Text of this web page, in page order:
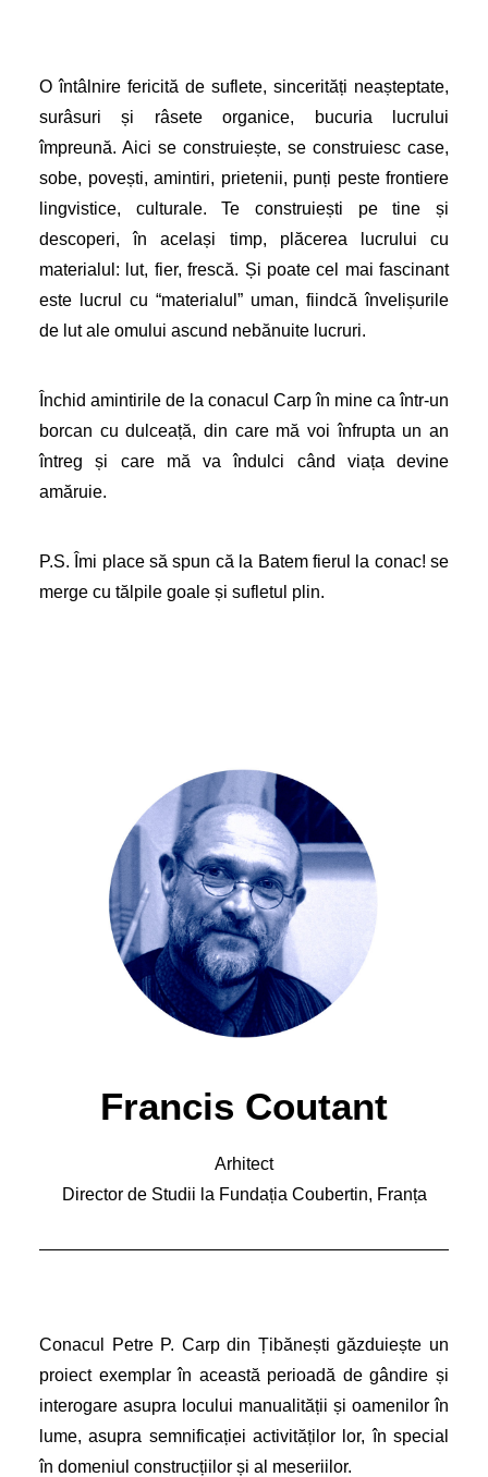
O întâlnire fericită de suflete, sincerități neașteptate,
surâsuri și râsete organice, bucuria lucrului
împreună. Aici se construiește, se construiesc case,
sobe, povești, amintiri, prietenii, punți peste frontiere
lingvistice, culturale. Te construiești pe tine și
descoperi, în același timp, plăcerea lucrului cu
materialul: lut, fier, frescă. Și poate cel mai fascinant
este lucrul cu “materialul” uman, fiindcă învelișurile
de lut ale omului ascund nebănuite lucruri.
Închid amintirile de la conacul Carp în mine ca într-un
borcan cu dulceață, din care mă voi înfrupta un an
întreg și care mă va îndulci când viața devine
amăruie.
P.S. Îmi place să spun că la Batem fierul la conac! se
merge cu tălpile goale și sufletul plin.
Francis Coutant
Arhitect
Director de Studii la Fundația Coubertin, Franța
Conacul Petre P. Carp din Țibănești găzduiește un
proiect exemplar în această perioadă de gândire și
interogare asupra locului manualității și oamenilor în
lume, asupra semnificației activităților lor, în special
în domeniul construcțiilor și al meseriilor.